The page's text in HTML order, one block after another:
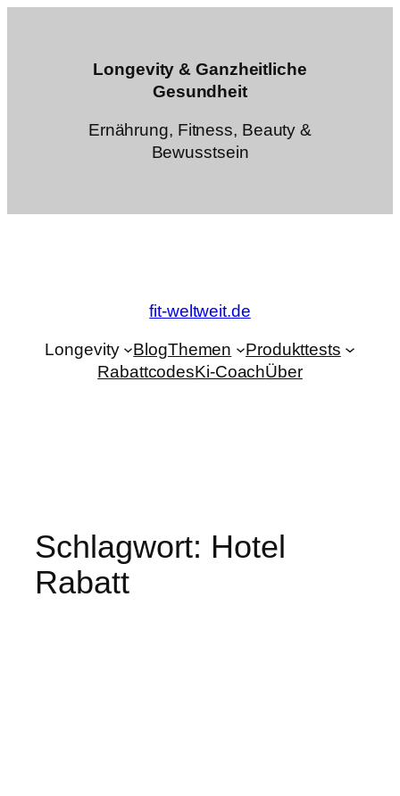
Longevity & Ganzheitliche
Gesundheit
Ernährung, Fitness, Beauty &
Bewusstsein
fit-weltweit.de
Longevity BlogThemen
Produkttests
RabattcodesKi-CoachÜber
Schlagwort: Hotel
Rabatt